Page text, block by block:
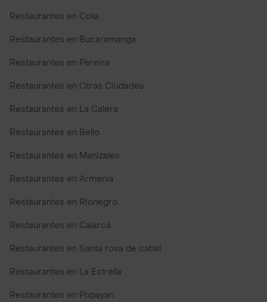
Restaurantes en Cota
Restaurantes en Bucaramanga
Restaurantes en Pereira
Restaurantes en Otras Ciudades
Restaurantes en La Calera
Restaurantes en Bello
Restaurantes en Manizales
Restaurantes en Armenia
Restaurantes en Rionegro
Restaurantes en Calarcá
Restaurantes en Santa rosa de cabal
Restaurantes en La Estrella
Restaurantes en Popayan